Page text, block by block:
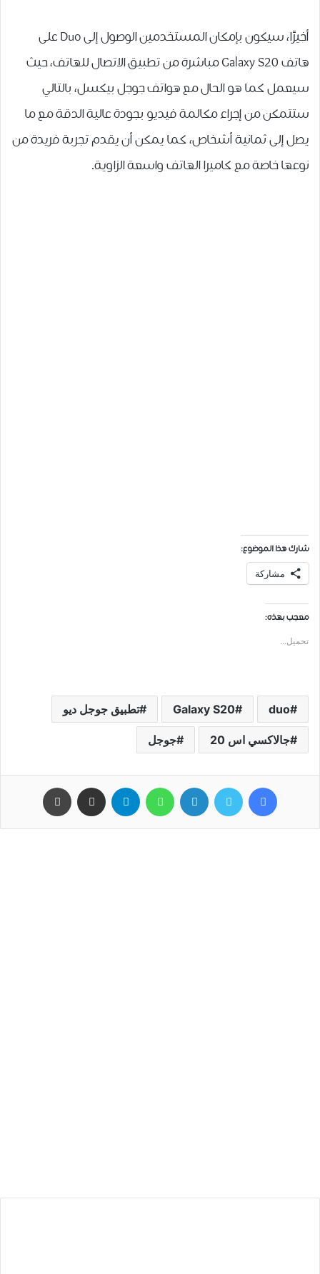
ﺃﺧﻴﺮًﺍ، سيكون بإمكان المستخدمين ﺍﻟﻮﺻﻮﻝ ﺇﻟﻰ Duo ﻋﻠﻰ
هاتف Galaxy S20 ﻣﺒﺎﺷﺮﺓ ﻣﻦ تطبيق الاتصال للهاتف، حيث
سيعمل ﻛﻤﺎ ﻫﻮ ﺍﻟﺤﺎﻝ ﻣﻊ ﻫﻮﺍﺗﻒ ﺟﻮﺟﻞ ﺑﻴﻜﺴﻞ، ﺑﺎﻟﺘﺎﻟﻲ
ﺳﺘﺘﻤﻜﻦ ﻣﻦ ﺇﺟﺮﺍﺀ ﻣﻜﺎﻟﻤﺔ ﻓﻴﺪﻳﻮ ﺑﺠﻮﺩﺓ ﻋﺎﻟﻴﺔ ﺍﻟﺪﻗﺔ ﻣﻊ ﻣﺎ
ﻳﺼﻞ ﺇﻟﻰ ﺛﻤﺎﻧﻴﺔ ﺃﺷﺨﺎﺹ، كما يمكن أن يقدم تجربة ﻓﺮﻳﺪﺓ ﻣﻦ
ﻧﻮﻋﻬﺎ خاصة مع كاميرا الهاتف ﻭﺍﺳﻌﺔ ﺍﻟﺰﺍﻭﻳﺔ.
شارك هذا الموضوع:
مشاركة
معجب بهذه:
تحميل...
duo
Galaxy S20 ﺗﻄﺒﻴﻖ جوجل ديو
ﺟﺎﻻﻛﺴﻲ ﺍﺱ 20 جوجل
فيسبوك تويتر لينكدإن واتساب تيلقرام مشاركة عبر البريد